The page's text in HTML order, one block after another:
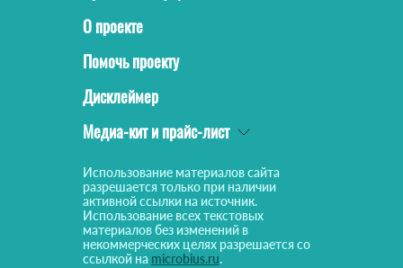
О проекте
Помочь проекту
Дисклеймер
Медиа-кит и прайс-лист
Использование материалов сайта
разрешается только при наличии
активной ссылки на источник.
Использование всех текстовых
материалов без изменений в
некоммерческих целях разрешается со
ссылкой на microbius.ru.